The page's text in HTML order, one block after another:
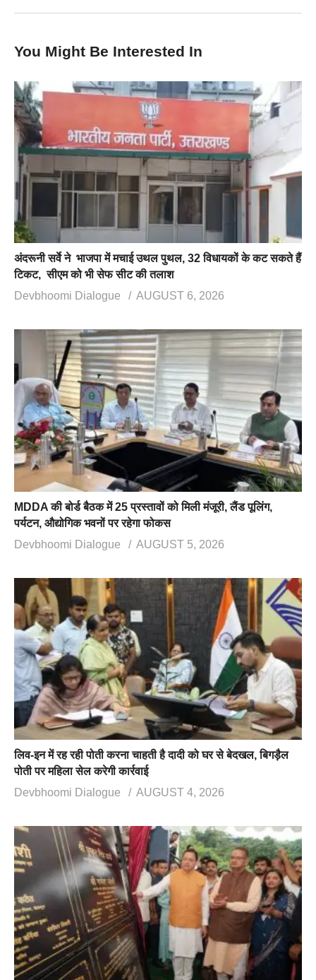
You Might Be Interested In
अंदरूनी सर्वे ने भाजपा में मचाई उथल पुथल, 32 विधायकों के कट सकते हैं
टिकट, सीएम को भी सेफ सीट की तलाश
Devbhoomi Dialogue
AUGUST 6, 2026
MDDA की बोर्ड बैठक में 25 प्रस्तावों को मिली मंजूरी, लैंड पूलिंग,
पर्यटन, औद्योगिक भवनों पर रहेगा फोकस
Devbhoomi Dialogue
AUGUST 5, 2026
लिव-इन में रह रही पोती करना चाहती है दादी को घर से बेदखल, बिगड़ैल
पोती पर महिला सेल करेगी कार्रवाई
Devbhoomi Dialogue
AUGUST 4, 2026